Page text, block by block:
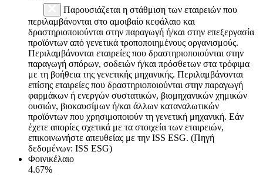
Παρουσιάζεται η στάθμιση των εταιρειών που
περιλαμβάνονται στο αμοιβαίο κεφάλαιο και
δραστηριοποιούνται στην παραγωγή ή/και στην επεξεργασία
προϊόντων από γενετικά τροποποιημένους οργανισμούς.
Περιλαμβάνονται εταιρείες που δραστηριοποιούνται στην
παραγωγή σπόρων, σοδειών ή/και πρόσθετων στα τρόφιμα
με τη βοήθεια της γενετικής μηχανικής. Περιλαμβάνονται
επίσης εταιρείες που δραστηριοποιούνται στην παραγωγή
φαρμάκων ή ενεργών συστατικών, βιομηχανικών χημικών
ουσιών, βιοκαυσίμων ή/και άλλων καταναλωτικών
προϊόντων που χρησιμοποιούν τη γενετική μηχανική. Εάν
έχετε απορίες σχετικά με τα στοιχεία των εταιρειών,
επικοινωνήστε απευθείας με την ISS ESG. (Πηγή
δεδομένων: ISS ESG)
Φοινικέλαιο
4.67%